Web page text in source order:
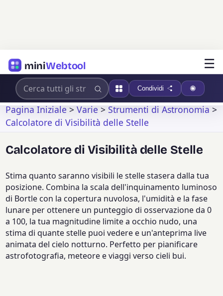
miniWebtool ☰
Condividi
Pagina Iniziale>Varie>Strumenti di Astronomia>
Calcolatore di Visibilità delle Stelle
Calcolatore di Visibilità delle Stelle
Stima quanto saranno visibili le stelle stasera dalla tua
posizione. Combina la scala dell'inquinamento luminoso
di Bortle con la copertura nuvolosa, l'umidità e la fase
lunare per ottenere un punteggio di osservazione da 0
a 100, la tua magnitudine limite a occhio nudo, una
stima di quante stelle puoi vedere e un'anteprima live
animata del cielo notturno. Perfetto per pianificare
astrofotografia, meteore e viaggi verso cieli bui.